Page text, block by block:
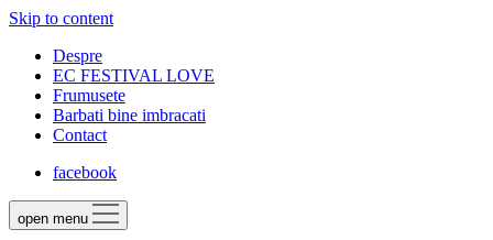
Skip to content
Despre
EC FESTIVAL LOVE
Frumusete
Barbati bine imbracati
Contact
facebook
open menu